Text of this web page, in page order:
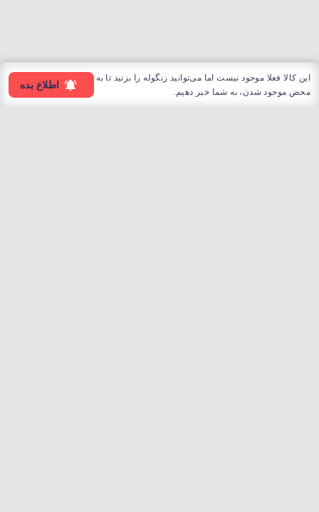
این کالا فعلا موجود نیست اما می‌توانید زنگوله را بزنید تا به
محض موجود شدن، به شما خبر دهیم.
اطلاع بده